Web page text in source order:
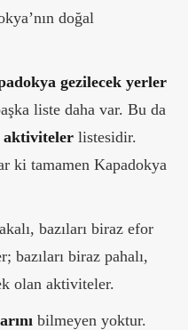
doğal
gezilecek yerler
liste daha var. Bu da
aktiviteler listesidir.
ki tamamen Kapadokya
bazıları biraz efor
bazıları biraz pahalı,
olan aktiviteler.
bilmeyen yoktur.